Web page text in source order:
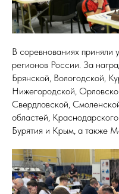
В соревнованиях приняли
регионов России. За
Брянской, Вологодской,
Нижегородской,
Свердловской,
областей,
Бурятия и Крым, а также